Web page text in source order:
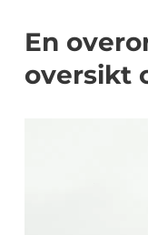
En
oversikt